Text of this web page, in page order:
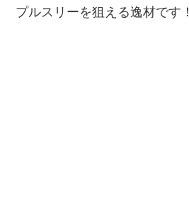
プルスリーを狙える逸材です！